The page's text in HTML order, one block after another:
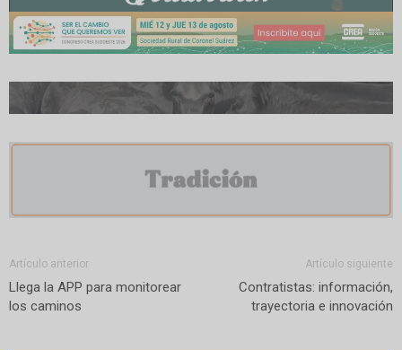
Artículo anterior
Llega la APP para monitorear
los caminos
Artículo siguiente
Contratistas: información,
trayectoria e innovación